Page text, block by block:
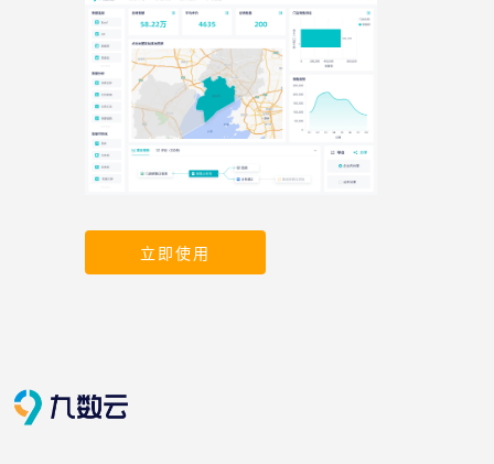
立即使用